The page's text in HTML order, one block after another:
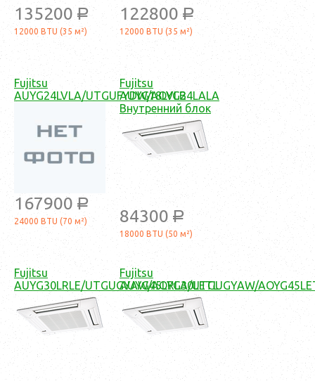
135200 a
12000 BTU (35 м²)
122800 a
12000 BTU (35 м²)
Fujitsu
AUYG24LVLA/UTGUFYDW/AOYG24LALA
167900 a
24000 BTU (70 м²)
Fujitsu
AUYG18LVLB
Внутренний блок
84300 a
18000 BTU (50 м²)
Fujitsu
AUYG30LRLE/UTGUGYAW/AOYG30LETL
Fujitsu
AUYG45LRLA/UTGUGYAW/